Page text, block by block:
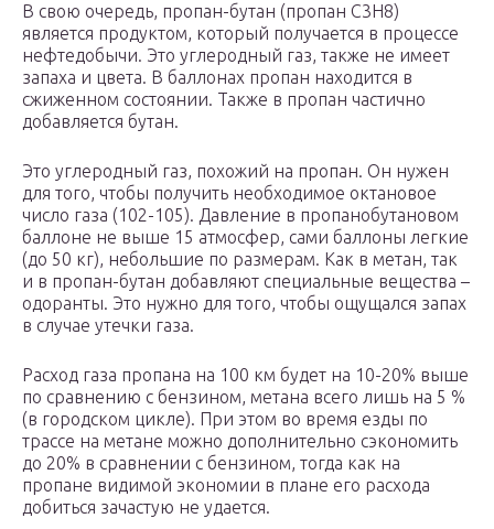
В свою очередь, пропан-бутан (пропан С3Н8)
является продуктом, который получается в процессе
нефтедобычи. Это углеродный газ, также не имеет
запаха и цвета. В баллонах пропан находится в
сжиженном состоянии. Также в пропан частично
добавляется бутан.
Это углеродный газ, похожий на пропан. Он нужен
для того, чтобы получить необходимое октановое
число газа (102-105). Давление в пропанобутановом
баллоне не выше 15 атмосфер, сами баллоны легкие
(до 50 кг), небольшие по размерам. Как в метан, так
и в пропан-бутан добавляют специальные вещества –
одоранты. Это нужно для того, чтобы ощущался запах
в случае утечки газа.
Расход газа пропана на 100 км будет на 10-20% выше
по сравнению с бензином, метана всего лишь на 5 %
(в городском цикле). При этом во время езды по
трассе на метане можно дополнительно сэкономить
до 20% в сравнении с бензином, тогда как на
пропане видимой экономии в плане его расхода
добиться зачастую не удается.